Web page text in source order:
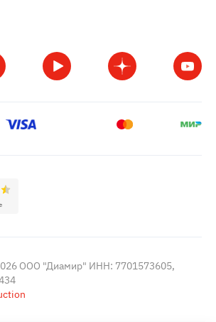
ООО "Диамир" ИНН: 7701573605,